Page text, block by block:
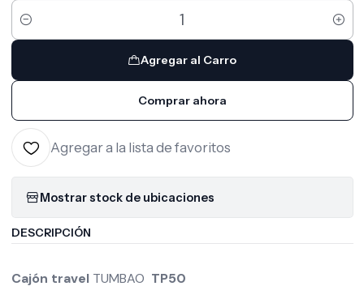
Cantidad
Agregar al Carro
Comprar ahora
Agregar a la lista de favoritos
Mostrar stock de ubicaciones
DESCRIPCIÓN
Cajón travel TUMBAO TP50